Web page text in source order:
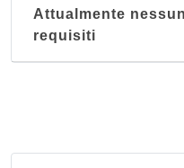
Attualmente
requisiti